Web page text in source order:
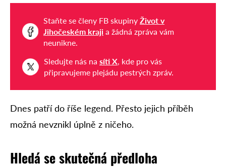
Staňte se členy FB skupiny Život v
Jihočeském kraji a žádná zpráva vám
neunikne.
Sledujte nás na síti X, kde pro vás
připravujeme plejádu pestrých zpráv.
Dnes patří do říše legend. Přesto jejich příběh
možná nevznikl úplně z ničeho.
Hledá se skutečná předloha